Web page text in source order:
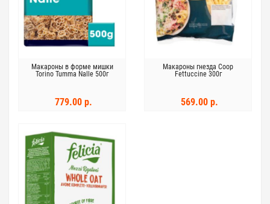
Макароны в форме мишки
Torino Tumma Nalle 500г
779.00 р.
Макароны гнезда Coop
Fettuccine 300г
569.00 р.